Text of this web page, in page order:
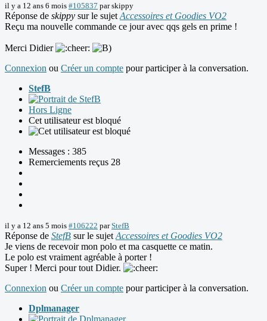
il y a 12 ans 6 mois #105837 parskippy
Réponse de skippy sur le sujet Accessoires et Goodies VO2
Reçu ma nouvelle commande ce jour avec qqs gels en prime !
Merci Didier
Connexion ou Créer un compte pour participer à la conversation.
StefB
Hors Ligne
Cet utilisateur est bloqué
Messages : 385
Remerciements reçus 28
il y a 12 ans 5 mois #106222 parStefB
Réponse de StefB sur le sujet Accessoires et Goodies VO2
Je viens de recevoir mon polo et ma casquette ce matin.
Le polo est vraiment agréable à porter !
Super ! Merci pour tout Didier.
Connexion ou Créer un compte pour participer à la conversation.
Dplmanager